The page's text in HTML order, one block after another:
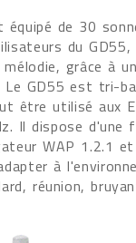
de 30
du
grâce à
Le GD55 est tri-
être utilisé aux
Il dispose d'une
WAP 1.2.1
à
réunion,